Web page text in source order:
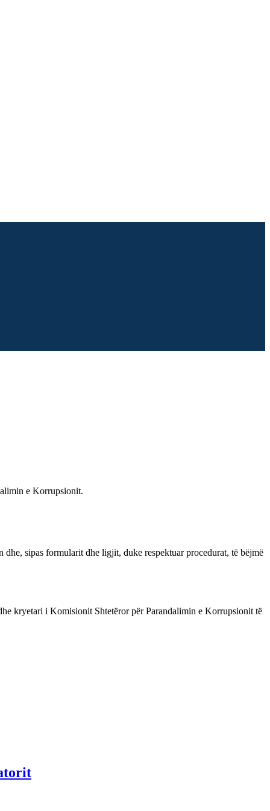
e Korrupsionit.
sipas formularit dhe ligjit, duke respektuar procedurat, të bëjmë
kryetari i Komisionit Shtetëror për Parandalimin e Korrupsionit të